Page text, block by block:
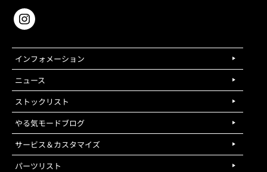
インフォメーション
ニュース
ストックリスト
やる気モードブログ
サービス＆カスタマイズ
パーツリスト